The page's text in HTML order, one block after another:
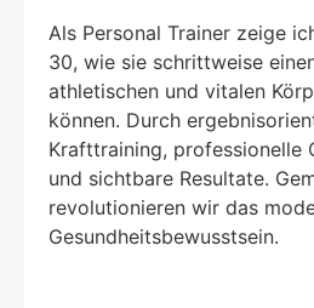
Als Personal Trainer zeige
30, wie sie schrittweise
athletischen und vitalen
können. Durch
Krafttraining, professionelle
und sichtbare Resultate.
revolutionieren wir das
Gesundheitsbewusstsein.